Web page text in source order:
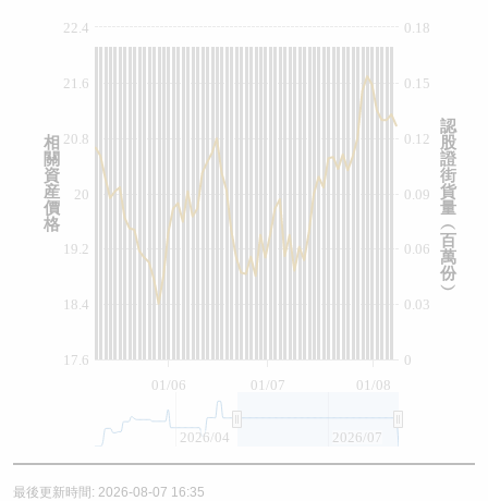
01/07
01/06 01/08
0
0.03
0.06
0.09
0.12
0.15
0.18
17.6
18.4
19.2
20
20.8
21.6
22.4
2026/04 2026/07
認
股
證
街
貨
量
︵
百
萬
份
︶
相
關
資
産
價
格
最後更新時間: 2026-08-07 16:35
牛熊證文件及公告 (瑞信)
收市競價變化